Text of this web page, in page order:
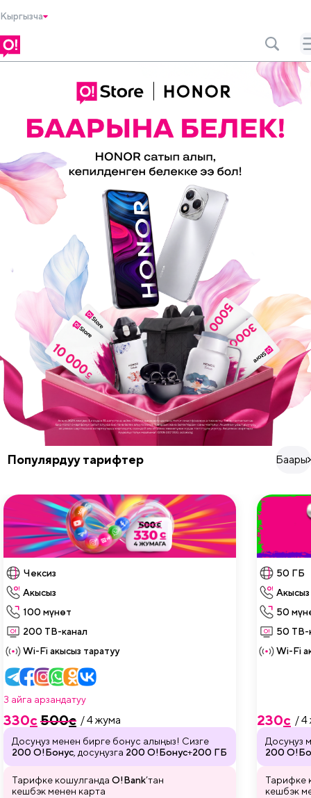
Кыргызча
Популярдуу тарифтер Баары
Чексиз
Акысыз
100 мүнөт
200 ТВ-канал
Wi-Fi акысыз таратуу
3 айга арзандатуу
330c 500c / 4 жума
Досуңуз менен бирге бонус алыңыз! Сизге
200 О!Бонус , досуңузга 200 О!Бонус+200 ГБ
Тарифке кошулганда O!Bank’тан
кешбэк менен карта
50 ГБ
Акысыз
50
50 ТВ-
Wi-Fi
230c / 4
Досуңуз
200
Тарифке
кешбэк